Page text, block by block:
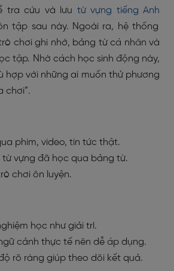
tra cứu và lưu từ vựng tiếng Anh
tập sau này. Ngoài ra, hệ thống
chơi ghi nhớ, bảng từ cá nhân và
tập. Nhờ cách học sinh động này,
hợp với những ai muốn thử phương
chơi”.
phim, video, tin tức thật.
từ vựng đã học qua bảng từ.
chơi ôn luyện.
học như giải trí.
cảnh thực tế nên dễ áp dụng.
rõ ràng giúp theo dõi kết quả.